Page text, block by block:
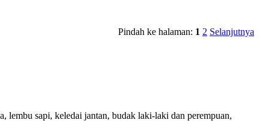
Pindah ke halaman: 1 2 Selanjutnya
lembu sapi, keledai jantan, budak laki-laki dan perempuan,